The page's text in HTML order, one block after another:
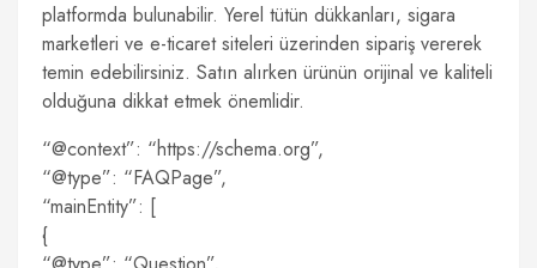
platformda bulunabilir. Yerel tütün dükkanları, sigara
marketleri ve e-ticaret siteleri üzerinden sipariş vererek
temin edebilirsiniz. Satın alırken ürünün orijinal ve kaliteli
olduğuna dikkat etmek önemlidir.
“@context”: “https://schema.org”,
“@type”: “FAQPage”,
“mainEntity”: [
{